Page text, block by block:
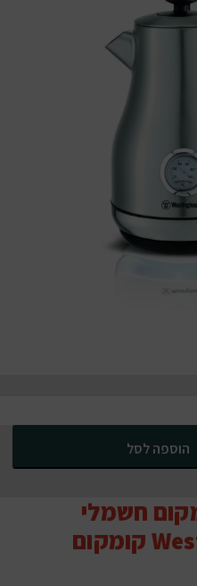
הוספה לסל
חשמלי
מעוצב Westinghouse קומקום